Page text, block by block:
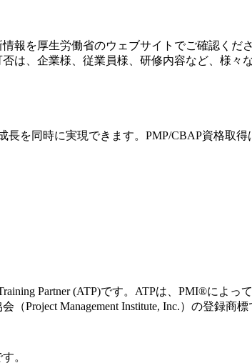
報を厚生労働省のウェブサイトでご確認くださ
は、企業様、従業員様、研修内容など、様々
を同時に実現できます。PMP/CBAP資格取
Partner (ATP)です。ATPは、PMI®によ
Project Management Institute, Inc.）の登録商標
。